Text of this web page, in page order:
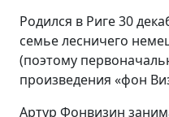
Родился в Риге 30
семье лесничего
(поэтому
произведения «фон
Артур Фонвизин